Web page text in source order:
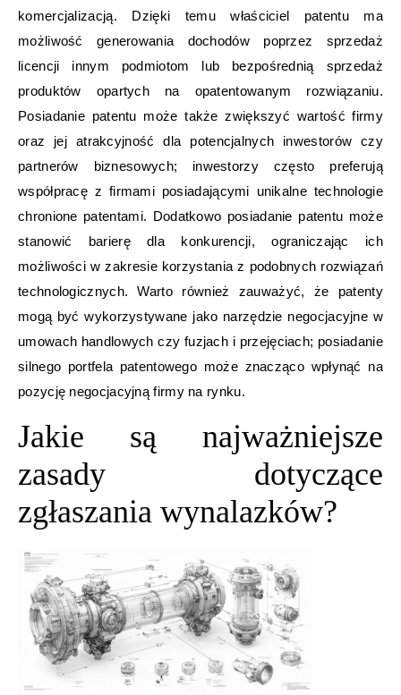
komercjalizacją. Dzięki temu właściciel patentu ma
możliwość generowania dochodów poprzez sprzedaż
licencji innym podmiotom lub bezpośrednią sprzedaż
produktów opartych na opatentowanym rozwiązaniu.
Posiadanie patentu może także zwiększyć wartość firmy
oraz jej atrakcyjność dla potencjalnych inwestorów czy
partnerów biznesowych; inwestorzy często preferują
współpracę z firmami posiadającymi unikalne technologie
chronione patentami. Dodatkowo posiadanie patentu może
stanowić barierę dla konkurencji, ograniczając ich
możliwości w zakresie korzystania z podobnych rozwiązań
technologicznych. Warto również zauważyć, że patenty
mogą być wykorzystywane jako narzędzie negocjacyjne w
umowach handlowych czy fuzjach i przejęciach; posiadanie
silnego portfela patentowego może znacząco wpłynąć na
pozycję negocjacyjną firmy na rynku.
Jakie są najważniejsze
zasady dotyczące
zgłaszania wynalazków?